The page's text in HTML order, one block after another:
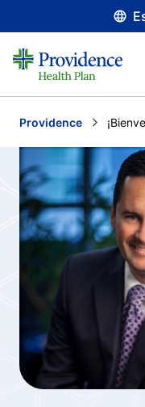
Providence